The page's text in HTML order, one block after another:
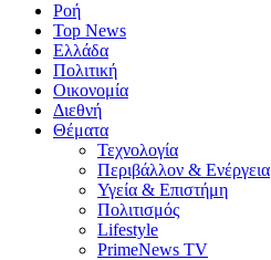
Ροή
Top News
Ελλάδα
Πολιτική
Οικονομία
Διεθνή
Θέματα
Τεχνολογία
Περιβάλλον & Ενέργεια
Υγεία & Επιστήμη
Πολιτισμός
Lifestyle
PrimeNews TV